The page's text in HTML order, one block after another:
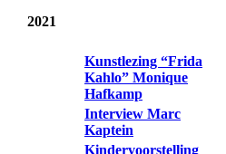
2021
Kunstlezing “Frida
Kahlo” Monique
Hafkamp
Interview Marc
Kaptein
Kindervoorstelling